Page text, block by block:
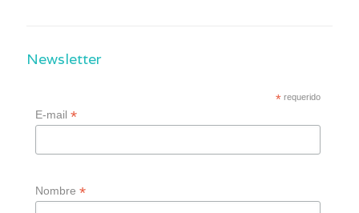
Newsletter
* requerido
E-mail*
Nombre*